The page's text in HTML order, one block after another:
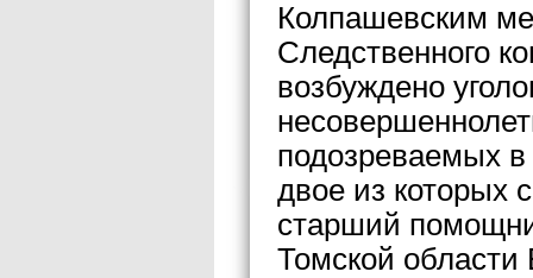
Колпашевским
Следственного
возбуждено
подозреваемых
двое из которых
старший
Томской